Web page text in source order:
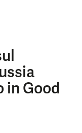
in Good